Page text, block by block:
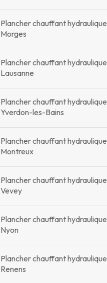
Plancher chauffant hydraulique
Morges
Plancher chauffant hydraulique
Lausanne
Plancher chauffant hydraulique
Yverdon-les-Bains
Plancher chauffant hydraulique
Montreux
Plancher chauffant hydraulique
Vevey
Plancher chauffant hydraulique
Nyon
Plancher chauffant hydraulique
Renens